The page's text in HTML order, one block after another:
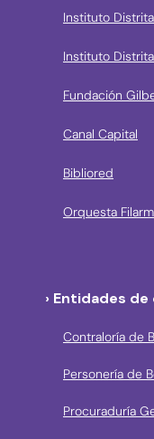
Instituto
Instituto
Fundación
Canal Capital
Bibliored
Orquesta
› Entidades
Contraloría de
Personería de
Procuraduría